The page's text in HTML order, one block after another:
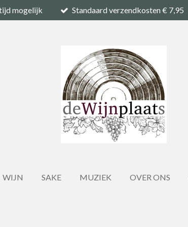
mogelijk Standaard verzendkosten € 7,95
WIJN SAKE MUZIEK OVER ONS